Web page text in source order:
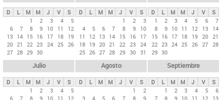
p
e
s
D L M M J V
S
1
2 3 4
5
6
7 8 9 10 11
12
13 14 15 16 17 18
19
20 21 22 23 24 25 26
27 28 29 30
D L M M J V
S
1
2
3
4
5 6 7 8 9
10
11
12 13 14 15 16
17
18 19 20 21 22 23 24
25 26 27 28 29 30 31
D L M M J V
S
1
2 3 4 5 6
7
8
9 10 11 12 13
14
15 16 17 18 19 20 21
22 23 24 25 26 27 28
29 30
Julio
D L M M J V
S
1
2 3 4
5
6
7 8 9 10 11 12
Agosto
D L M M J V
S
1
2
3
4 5 6 7 8 9
Septiembre
D L M M J V
S
1
2 3 4 5
6
7
8 9 10 11 12 13